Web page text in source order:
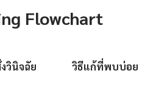
Flowchart
วินิจฉัย วิธีแก้ที่พบบ่อย